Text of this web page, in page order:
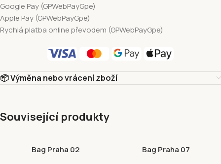
Google Pay (GPWebPayGpe)
Apple Pay (GPWebPayGpe)
Rychlá platba online převodem (GPWebPayGpe)
📦 Výměna nebo vrácení zboží
Související produkty
Bag Praha 02
Bag Praha 07